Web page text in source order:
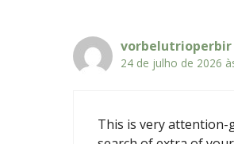
vorbelutrioperbir
24 de julho de 2026
This is very attention-